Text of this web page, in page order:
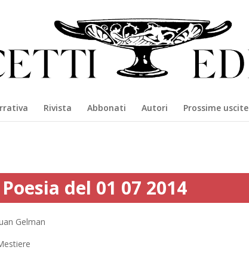
Rivista Abbonati Autori Prossime uscite
Poesia del 01 07 2014
Gelman